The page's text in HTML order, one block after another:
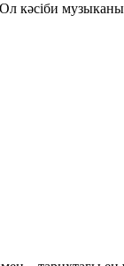
музыканың